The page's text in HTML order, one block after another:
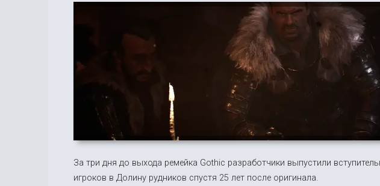
За три дня до выхода ремейка Gothic разработчики выпустили
игроков в Долину рудников спустя 25 лет после оригинала.